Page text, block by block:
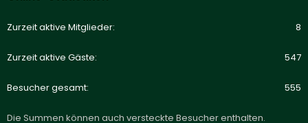
Zurzeit aktive Mitglieder 8
Zurzeit aktive Gäste 547
Besucher gesamt 555
Die Summen können auch versteckte Besucher enthalten.